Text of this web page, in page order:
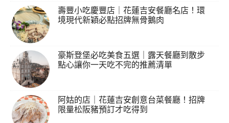
壽豐小吃慶豐店｜花蓮吉安餐廳名店！環
境現代新穎必點招牌無骨鵝肉
豪斯登堡必吃美食五選｜露天餐廳到散步
點心讓你一天吃不完的推薦清單
阿姑的店｜花蓮吉安創意台菜餐廳！招牌
限量松阪豬預訂才吃得到